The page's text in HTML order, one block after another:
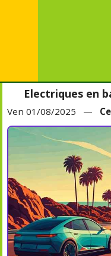
Electriques en
Ven 01/08/2025 —